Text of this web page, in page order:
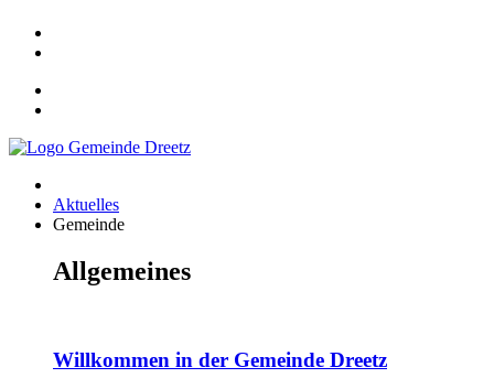
Aktuelles
Gemeinde
Allgemeines
Willkommen in der Gemeinde Dreetz